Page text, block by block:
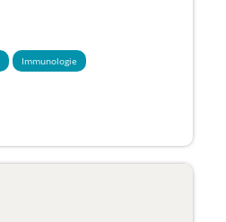
Immunologie